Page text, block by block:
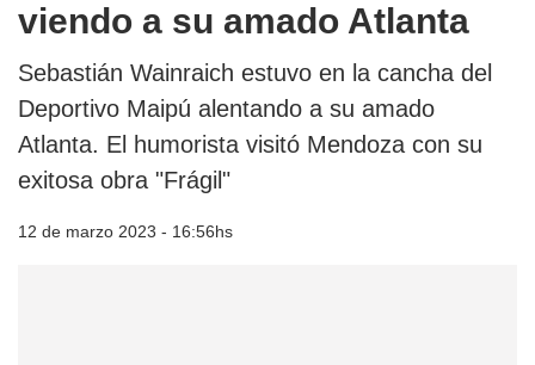
viendo a su amado Atlanta
Sebastián Wainraich estuvo en la cancha del
Deportivo Maipú alentando a su amado
Atlanta. El humorista visitó Mendoza con su
exitosa obra "Frágil"
12 de marzo 2023 - 16:56hs